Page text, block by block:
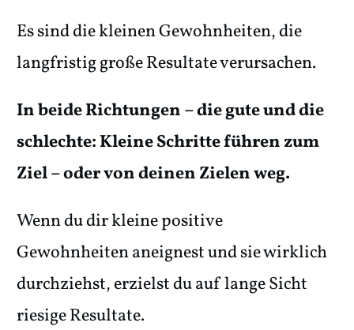
Es sind die kleinen Gewohnheiten, die
langfristig große Resultate verursachen.
In beide Richtungen – die gute und die
schlechte: Kleine Schritte führen zum
Ziel – oder von deinen Zielen weg.
Wenn du dir kleine positive
Gewohnheiten aneignest und sie wirklich
durchziehst, erzielst du auf lange Sicht
riesige Resultate.